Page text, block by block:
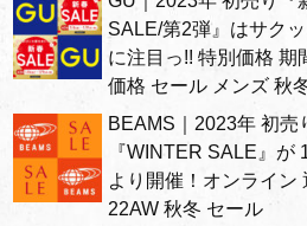
SALE/第2弾』はサク
に注目っ!! 特別価格 期
価格 セール メンズ 秋
BEAMS｜2023年 初売
『WINTER SALE』が
より開催！オンライン
22AW 秋冬 セール